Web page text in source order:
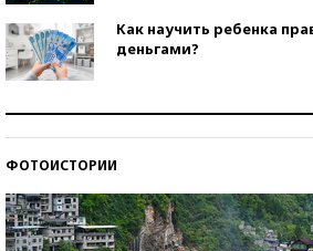
Как научить ребенка
деньгами?
ФОТОИСТОРИИ